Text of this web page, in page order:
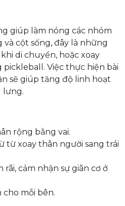
giúp làm nóng các nhóm
cột sống, đây là những
di chuyển, hoặc xoay
Việc thực hiện bài
sẽ giúp tăng độ linh hoạt
lưng.
rộng bằng vai.
từ xoay thân người sang trái
rãi, cảm nhận sự giãn cơ ở
cho mỗi bên.